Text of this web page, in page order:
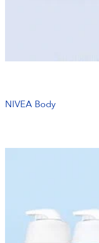
NIVEA Body